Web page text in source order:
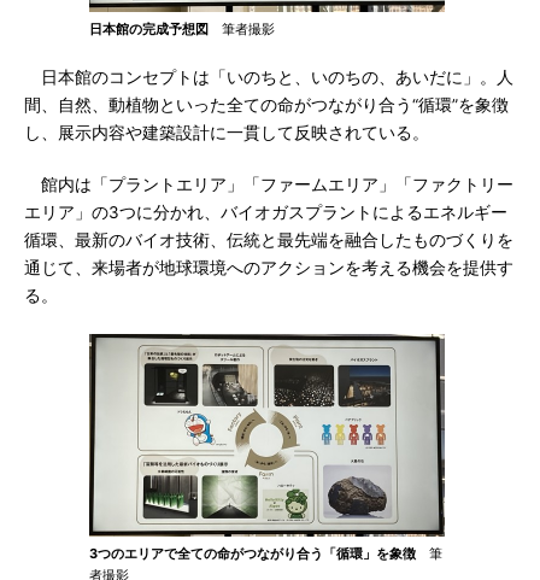
日本館の完成予想図 筆者撮影
日本館のコンセプトは「いのちと、いのちの、あいだに」。人
間、自然、動植物といった全ての命がつながり合う“循環”を象徴
し、展示内容や建築設計に一貫して反映されている。
館内は「プラントエリア」「ファームエリア」「ファクトリー
エリア」の3つに分かれ、バイオガスプラントによるエネルギー
循環、最新のバイオ技術、伝統と最先端を融合したものづくりを
通じて、来場者が地球環境へのアクションを考える機会を提供す
る。
3つのエリアで全ての命がつながり合う「循環」を象徴 筆
者撮影